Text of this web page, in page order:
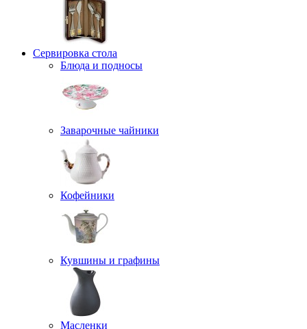
Сервировка стола
Блюда и подносы
Заварочные чайники
Кофейники
Кувшины и графины
Масленки